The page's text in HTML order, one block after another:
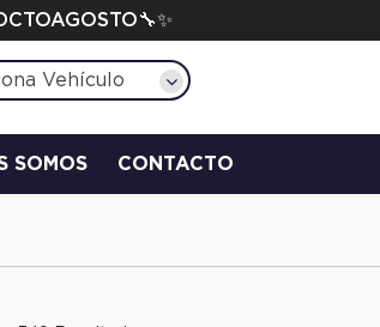
Vehículo
SOMOS CONTACTO